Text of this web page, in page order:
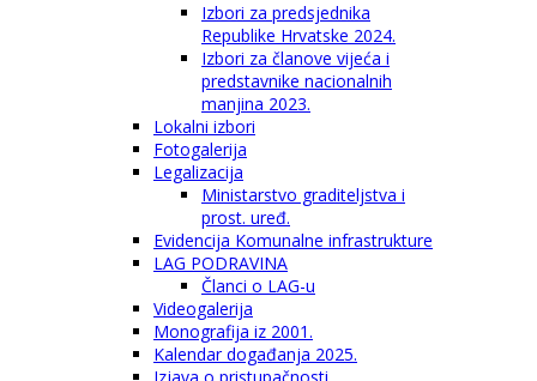
Izbori za predsjednika
Republike Hrvatske 2024.
Izbori za članove vijeća i
predstavnike nacionalnih
manjina 2023.
Lokalni izbori
Fotogalerija
Legalizacija
Ministarstvo graditeljstva i
prost. uređ.
Evidencija Komunalne infrastrukture
LAG PODRAVINA
Članci o LAG-u
Videogalerija
Monografija iz 2001.
Kalendar događanja 2025.